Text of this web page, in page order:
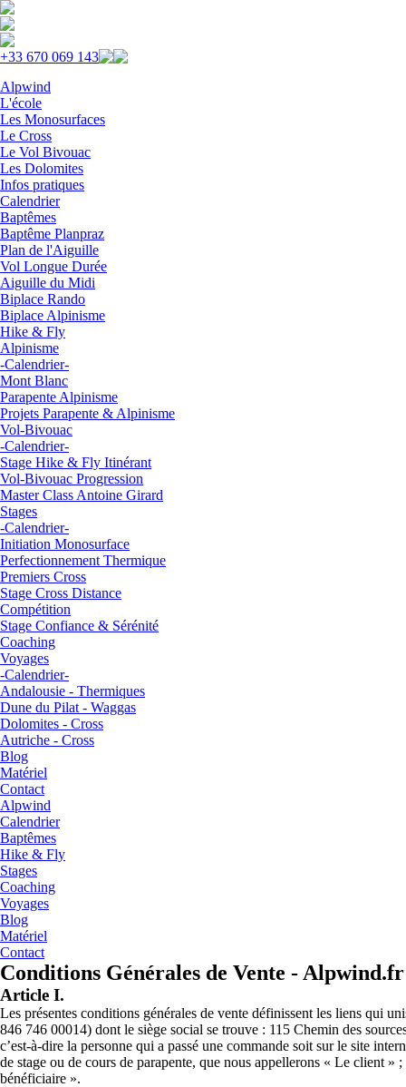
Skip to navigation
Aller au contenu principal
+33 670 069 143
Alpwind
L'école
Les Monosurfaces
Le Cross
Le Vol Bivouac
Les Dolomites
Infos pratiques
Calendrier
Baptêmes
Baptême Planpraz
Plan de l'Aiguille
Vol Longue Durée
Aiguille du Midi
Biplace Rando
Biplace Alpinisme
Hike & Fly
Alpinisme
-Calendrier-
Mont Blanc
Parapente Alpinisme
Projets Parapente & Alpinisme
Vol-Bivouac
-Calendrier-
Stage Hike & Fly Itinérant
Vol-Bivouac Progression
Master Class Antoine Girard
Stages
-Calendrier-
Initiation Monosurface
Perfectionnement Thermique
Premiers Cross
Stage Cross Distance
Compétition
Stage Confiance & Sérénité
Coaching
Voyages
-Calendrier-
Andalousie - Thermiques
Dune du Pilat - Waggas
Dolomites - Cross
Autriche - Cross
Blog
Matériel
Contact
Alpwind
Calendrier
Baptêmes
Hike & Fly
Stages
Coaching
Voyages
Blog
Matériel
Contact
Conditions Générales de Vente - Alpwind.fr
Article I.
Les présentes conditions générales de vente définissent les liens
846 746 00014) dont le siège social se trouve : 115 Chemin des
c’est-à-dire la personne qui a passé une commande soit sur le site
de stage ou de cours de parapente, que nous appellerons « Le client
bénéficiaire ».